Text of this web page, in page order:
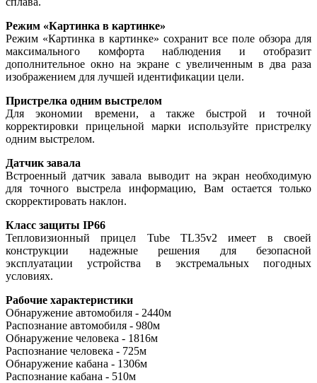
Режим «Картинка в картинке»
Режим «Картинка в картинке» сохранит все поле обзора для
максимального комфорта наблюдения и отобразит
дополнительное окно на экране с увеличенным в два раза
изображением для лучшей идентификации цели.
Пристрелка одним выстрелом
Для экономии времени, а также быстрой и точной
корректировки прицельной марки используйте пристрелку
одним выстрелом.
Датчик завала
Встроенный датчик завала выводит на экран необходимую
для точного выстрела информацию, Вам остается только
скорректировать наклон.
Класс защиты IP66
Тепловизионный прицел Tube TL35v2 имеет в своей
конструкции надежные решения для безопасной
эксплуатации устройства в экстремальных погодных
условиях.
Рабочие характеристики
Обнаружение автомобиля - 2440м
Распознание автомобиля - 980м
Обнаружение человека - 1816м
Распознание человека - 725м
Обнаружение кабана - 1306м
Распознание кабана - 510м